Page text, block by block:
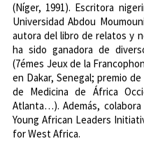
(Níger, 1991). Escritora
Universidad Abdou
autora del libro de relatos y
ha sido ganadora de
(7émes Jeux de la
en Dakar, Senegal; premio
de Medicina de África
Atlanta…). Además,
Young African Leaders
for West Africa.